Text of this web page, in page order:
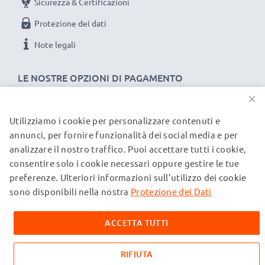
LE NOSTRE OPZIONI DI PAGAMENTO
Protezione dei dati
Note legali
I NOSTRI PARTNER DI SPEDIZIONE
© subtel.it 2026
Tutti i prezzi includono l'IVA e sono esclusi i costi di
spedizione. Si prega di notare che tutti i marchi menzionati
sulle nostre pagine web esclusivamente per fornire
informazioni sui nostri prodotti.
×
Utilizziamo i cookie per personalizzare contenuti e
annunci, per fornire funzionalità dei social media e per
analizzare il nostro traffico. Puoi accettare tutti i cookie,
consentire solo i cookie necessari oppure gestire le tue
preferenze. Ulteriori informazioni sull’utilizzo dei cookie
sono disponibili nella nostra Protezione dei Dati
ACCETTA TUTTI
RIFIUTA